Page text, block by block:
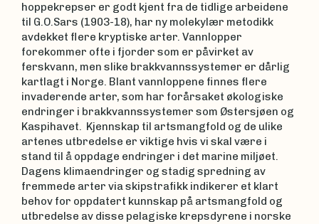
hoppekrepser er godt kjent fra de tidlige arbeidene
til G.O.Sars (1903-18), har ny molekylær metodikk
avdekket flere kryptiske arter. Vannlopper
forekommer ofte i fjorder som er påvirket av
ferskvann, men slike brakkvannssystemer er dårlig
kartlagt i Norge. Blant vannloppene finnes flere
invaderende arter, som har forårsaket økologiske
endringer i brakkvannssystemer som Østersjøen og
Kaspihavet. Kjennskap til artsmangfold og de ulike
artenes utbredelse er viktige hvis vi skal være i
stand til å oppdage endringer i det marine miljøet.
Dagens klimaendringer og stadig spredning av
fremmede arter via skipstrafikk indikerer et klart
behov for oppdatert kunnskap på artsmangfold og
utbredelse av disse pelagiske krepsdyrene i norske